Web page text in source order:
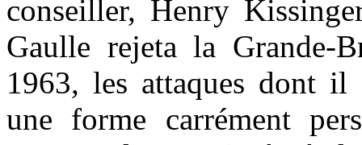
conseiller, Henry
Gaulle rejeta la Grande-
1963, les attaques dont
une forme carrément